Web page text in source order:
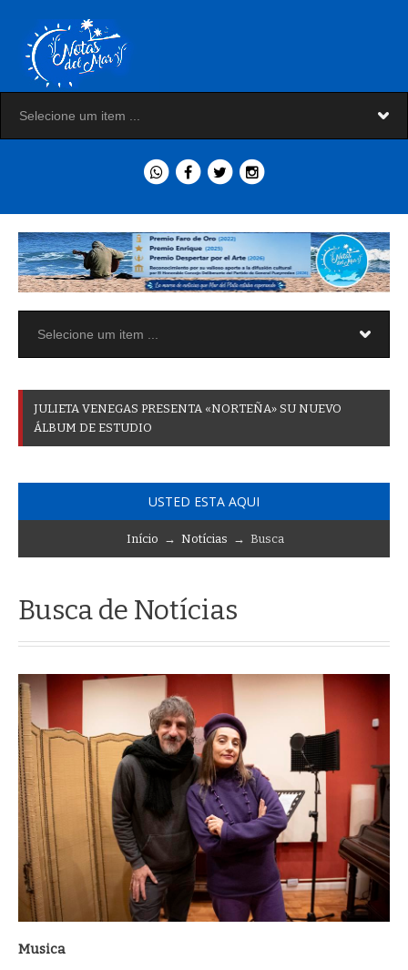
ACTIVIDADES PAR _
USTED ESTA AQUI
Início→Notícias→ Busca
Busca de Notícias
JUAN ROSASCO EN BANDA PRESENTA